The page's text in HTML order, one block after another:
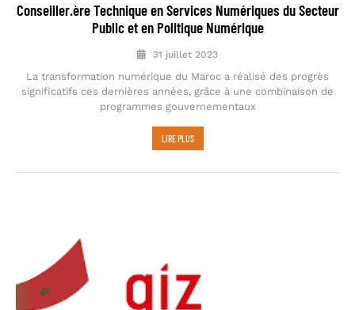
Conseiller.ère Technique en Services Numériques du Secteur
Public et en Politique Numérique
31 juillet 2023
La transformation numérique du Maroc a réalisé des progrès
significatifs ces dernières années, grâce à une combinaison de
programmes gouvernementaux
LIRE PLUS